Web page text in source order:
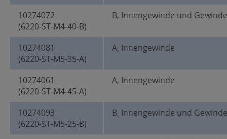
10274072
(6220-ST-M4-40-B)
B, Innengewinde und
10274081
(6220-ST-M5-35-A)
A, Innengewinde
10274061
(6220-ST-M4-45-A)
A, Innengewinde
10274093
(6220-ST-M5-25-B)
B, Innengewinde und